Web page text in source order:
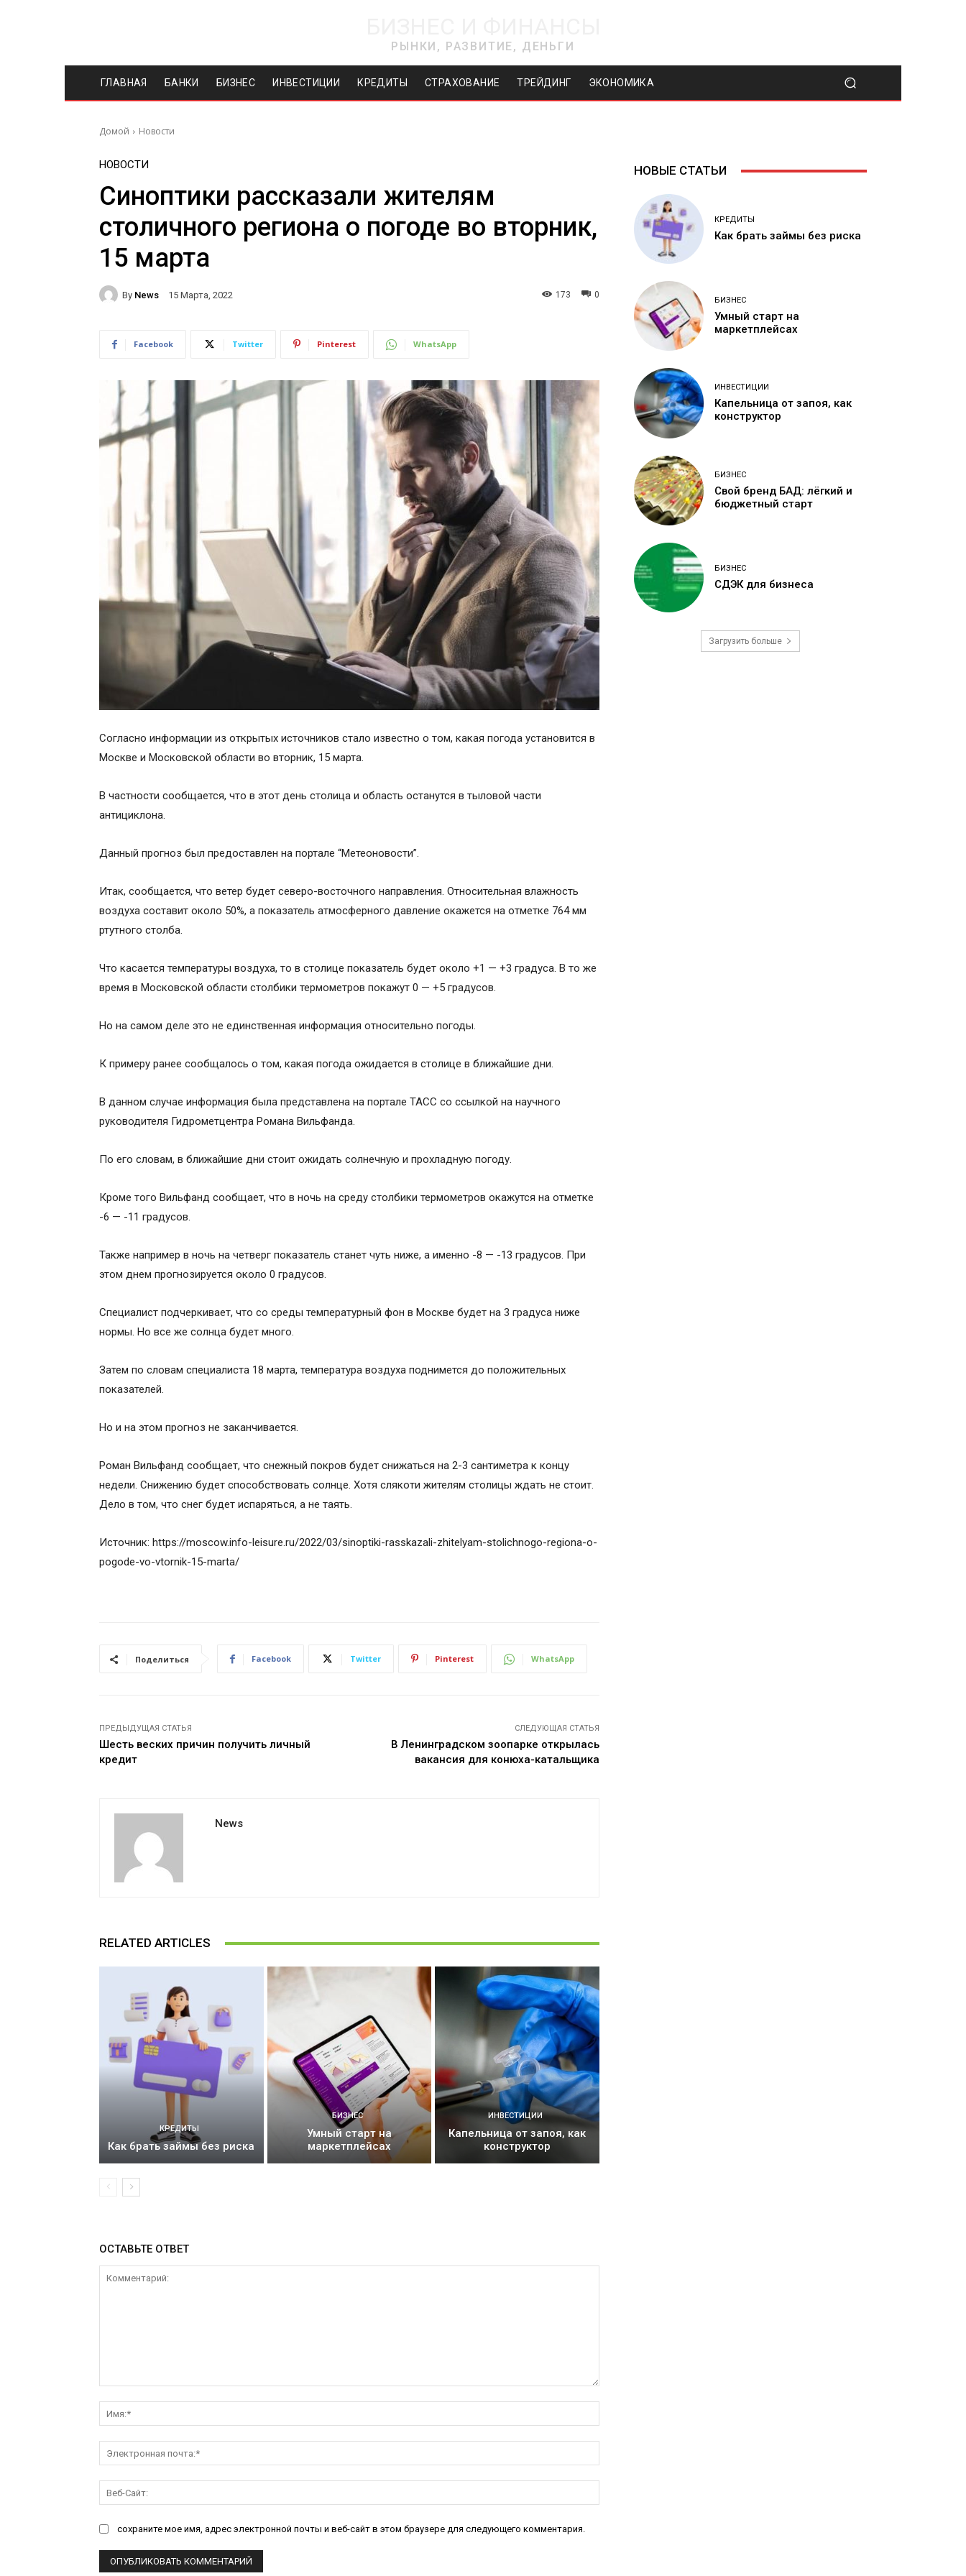
РЫНКИ, РАЗВИТИЕ, ДЕНЬГИ
ГЛАВНАЯ БАНКИ БИЗНЕС ИНВЕСТИЦИИ КРЕДИТЫ СТРАХОВАНИЕ ТРЕЙДИНГ ЭКОНОМИКА
Домой Новости
НОВОСТИ
Синоптики рассказали жителям
столичного региона о погоде во вторник,
15 марта
By News 15 Марта, 2022 0
173
Facebook Twitter Pinterest WhatsApp
Согласно информации из открытых источников стало известно о том, какая погода установится в
Москве и Московской области во вторник, 15 марта.
В частности сообщается, что в этот день столица и область останутся в тыловой части
антициклона.
Данный прогноз был предоставлен на портале “Метеоновости”.
Итак, сообщается, что ветер будет северо-восточного направления. Относительная влажность
воздуха составит около 50%, а показатель атмосферного давление окажется на отметке 764 мм
ртутного столба.
Что касается температуры воздуха, то в столице показатель будет около +1 — +3 градуса. В то же
время в Московской области столбики термометров покажут 0 — +5 градусов.
Но на самом деле это не единственная информация относительно погоды.
К примеру ранее сообщалось о том, какая погода ожидается в столице в ближайшие дни.
В данном случае информация была представлена на портале ТАСС со ссылкой на научного
руководителя Гидрометцентра Романа Вильфанда.
По его словам, в ближайшие дни стоит ожидать солнечную и прохладную погоду.
Кроме того Вильфанд сообщает, что в ночь на среду столбики термометров окажутся на отметке
-6 — -11 градусов.
Также например в ночь на четверг показатель станет чуть ниже, а именно -8 — -13 градусов. При
этом днем прогнозируется около 0 градусов.
Специалист подчеркивает, что со среды температурный фон в Москве будет на 3 градуса ниже
нормы. Но все же солнца будет много.
Затем по словам специалиста 18 марта, температура воздуха поднимется до положительных
показателей.
Но и на этом прогноз не заканчивается.
Роман Вильфанд сообщает, что снежный покров будет снижаться на 2-3 сантиметра к концу
недели. Снижению будет способствовать солнце. Хотя слякоти жителям столицы ждать не стоит.
Дело в том, что снег будет испаряться, а не таять.
Источник: https://moscow.info-leisure.ru/2022/03/sinoptiki-rasskazali-zhitelyam-stolichnogo-regiona-o-
pogode-vo-vtornik-15-marta/
Поделиться Facebook Twitter Pinterest WhatsApp
ПРЕДЫДУЩАЯ СТАТЬЯ
Шесть веских причин получить личный
кредит
СЛЕДУЮЩАЯ СТАТЬЯ
В Ленинградском зоопарке открылась
вакансия для конюха-катальщика
News
RELATED ARTICLES
КРЕДИТЫ
Как брать займы без риска
БИЗНЕС
Умный старт на
маркетплейсах
ИНВЕСТИЦИИ
Капельница от запоя, как
конструктор
ОСТАВЬТЕ ОТВЕТ
почта:*
Сайт:
сохраните мое имя, адрес электронной почты и веб-сайт в этом браузере для следующего комментария.
НОВЫЕ СТАТЬИ
КРЕДИТЫ
Как брать займы без риска
БИЗНЕС
Умный старт на
маркетплейсах
ИНВЕСТИЦИИ
Капельница от запоя, как
конструктор
БИЗНЕС
Свой бренд БАД: лёгкий и
бюджетный старт
БИЗНЕС
СДЭК для бизнеса
Загрузить больше